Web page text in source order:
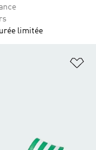
limitée
Liste de produits